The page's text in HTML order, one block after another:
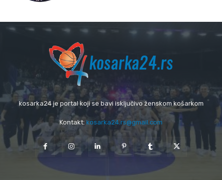
kosarka24 je portal koji se bavi isključivo ženskom košarkom
Kontakt: kosarka24.rs@gmail.com